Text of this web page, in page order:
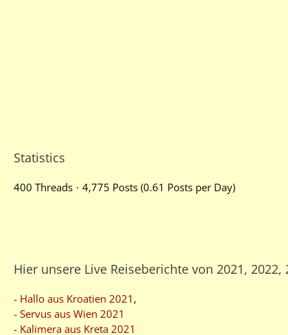
Statistics
400 Threads 4,775 Posts (0.61 Posts per Day)
Hier unsere Live Reiseberichte von 2021, 2022,
- Hallo aus Kroatien 2021 ,
- Servus aus Wien 2021
- Kalimera aus Kreta 2021